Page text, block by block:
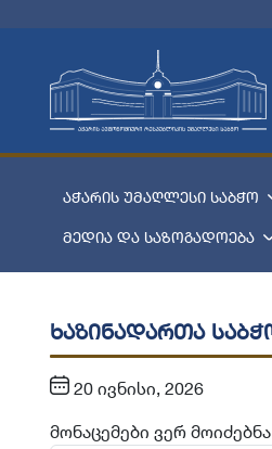
აჭარის უმაღლესი საბჭო
მედია და საზოგადოება
ხაზინადართა
20 ივნისი, 2026
მონაცემები ვერ მოიძებნა